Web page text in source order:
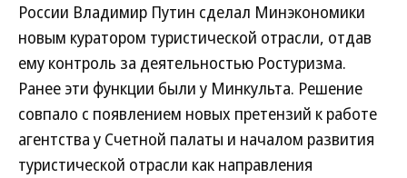
России Владимир Путин сделал Минэкономики
новым куратором туристической отрасли, отдав
ему контроль за деятельностью Ростуризма.
Ранее эти функции были у Минкульта. Решение
совпало с появлением новых претензий к работе
агентства у Счетной палаты и началом развития
туристической отрасли как направления